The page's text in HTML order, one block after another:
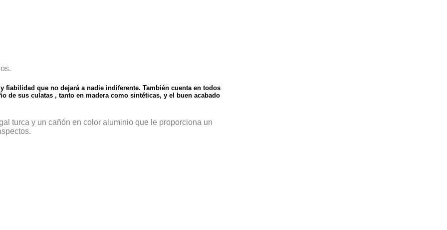
fiabilidad que no dejará a nadie indiferente. También cuenta en todos
de sus culatas , tanto en madera como sintéticas, y el buen acabado
turca y un cañón en color aluminio que le proporciona un